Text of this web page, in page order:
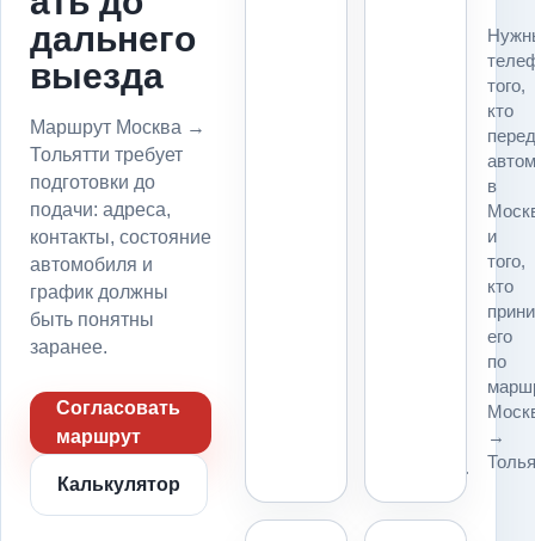
дальнего
выезда
Маршрут Москва →
Тольятти требует
подготовки до
подачи: адреса,
контакты, состояние
автомобиля и
график должны
быть понятны
заранее.
Согласовать
маршрут
Калькулятор
платформы.
того,
кто
в
и
того,
кто
его
по
→